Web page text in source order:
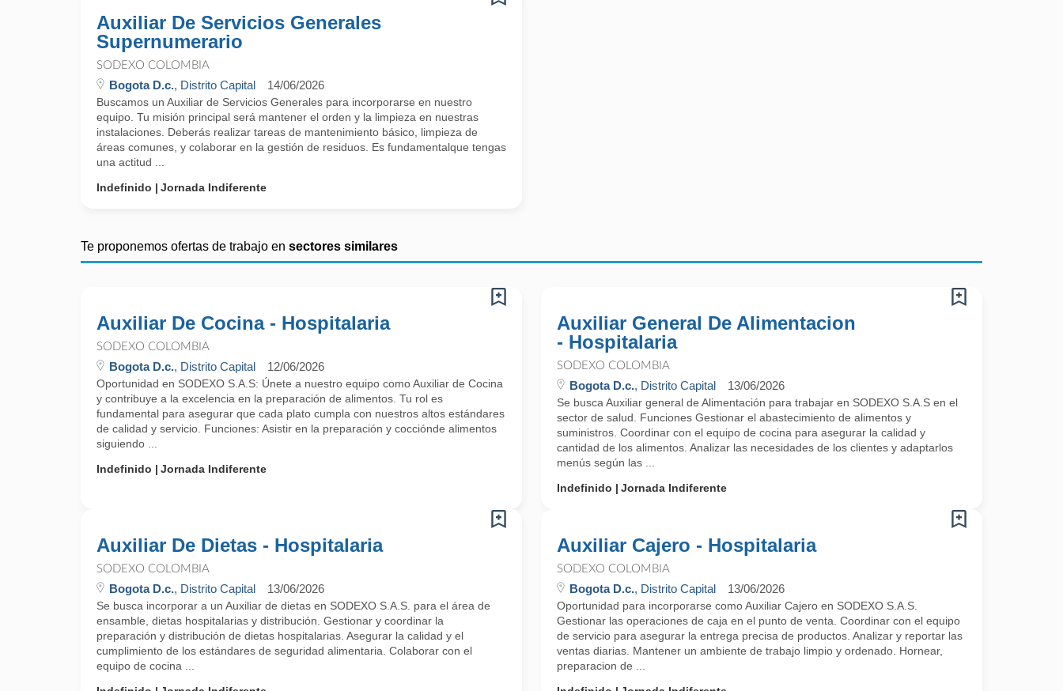
Auxiliar De Servicios Generales
Supernumerario
SODEXO COLOMBIA
Bogota D.c., Distrito Capital 14/06/2026
Buscamos un Auxiliar de Servicios Generales para incorporarse en nuestro
equipo. Tu misión principal será mantener el orden y la limpieza en nuestras
instalaciones. Deberás realizar tareas de mantenimiento básico, limpieza de
áreas comunes, y colaborar en la gestión de residuos. Es fundamentalque tengas
una actitud ...
Indefinido
Jornada Indiferente
Te proponemos ofertas de trabajo en sectores similares
Auxiliar De Cocina - Hospitalaria
SODEXO COLOMBIA
Bogota D.c., Distrito Capital 12/06/2026
Oportunidad en SODEXO S.A.S: Únete a nuestro equipo como Auxiliar de Cocina
y contribuye a la excelencia en la preparación de alimentos. Tu rol es
fundamental para asegurar que cada plato cumpla con nuestros altos estándares
de calidad y servicio. Funciones: Asistir en la preparación y cocciónde alimentos
siguiendo ...
Indefinido
Jornada Indiferente
Auxiliar General De Alimentacion
- Hospitalaria
SODEXO COLOMBIA
Bogota D.c., Distrito Capital 13/06/2026
Se busca Auxiliar general de Alimentación para trabajar en SODEXO S.A.S en el
sector de salud. Funciones Gestionar el abastecimiento de alimentos y
suministros. Coordinar con el equipo de cocina para asegurar la calidad y
cantidad de los alimentos. Analizar las necesidades de los clientes y adaptarlos
menús según las ...
Indefinido
Jornada Indiferente
Auxiliar De Dietas - Hospitalaria
SODEXO COLOMBIA
Bogota D.c., Distrito Capital 13/06/2026
Se busca incorporar a un Auxiliar de dietas en SODEXO S.A.S. para el área de
ensamble, dietas hospitalarias y distribución. Gestionar y coordinar la
preparación y distribución de dietas hospitalarias. Asegurar la calidad y el
cumplimiento de los estándares de seguridad alimentaria. Colaborar con el
equipo de cocina ...
Auxiliar Cajero - Hospitalaria
SODEXO COLOMBIA
Bogota D.c., Distrito Capital 13/06/2026
Oportunidad para incorporarse como Auxiliar Cajero en SODEXO S.A.S.
Gestionar las operaciones de caja en el punto de venta. Coordinar con el equipo
de servicio para asegurar la entrega precisa de productos. Analizar y reportar las
ventas diarias. Mantener un ambiente de trabajo limpio y ordenado. Hornear,
preparacion de ...